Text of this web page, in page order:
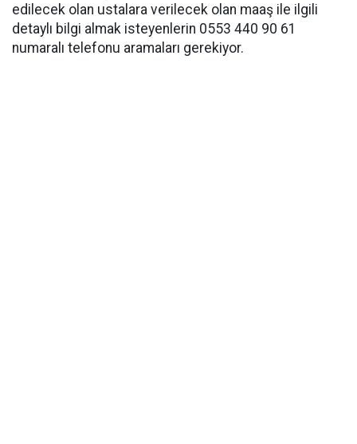
edilecek olan ustalara verilecek olan maaş ile ilgili
detaylı bilgi almak isteyenlerin 0553 440 90 61
numaralı telefonu aramaları gerekiyor.